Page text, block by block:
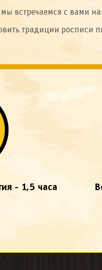
мы встречаемся с вами
традиции росписи
- 1,5 часа